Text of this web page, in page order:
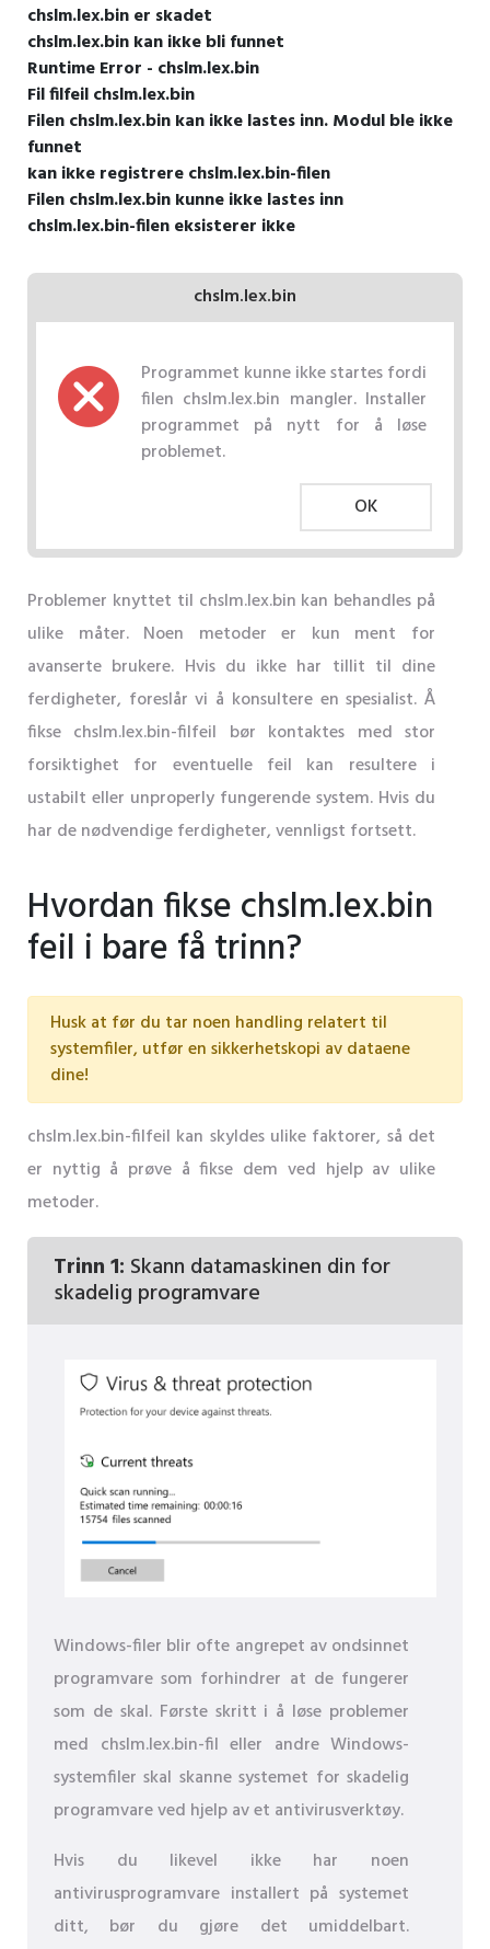
chslm.lex.bin er skadet
chslm.lex.bin kan ikke bli funnet
Runtime Error - chslm.lex.bin
Fil filfeil chslm.lex.bin
Filen chslm.lex.bin kan ikke lastes inn. Modul ble ikke
funnet
kan ikke registrere chslm.lex.bin-filen
Filen chslm.lex.bin kunne ikke lastes inn
chslm.lex.bin-filen eksisterer ikke
chslm.lex.bin
Programmet kunne ikke startes fordi
filen chslm.lex.bin mangler. Installer
programmet på nytt for å løse
problemet.
OK
Problemer knyttet til chslm.lex.bin kan behandles på
ulike måter. Noen metoder er kun ment for
avanserte brukere. Hvis du ikke har tillit til dine
ferdigheter, foreslår vi å konsultere en spesialist. Å
fikse chslm.lex.bin-filfeil bør kontaktes med stor
forsiktighet for eventuelle feil kan resultere i
ustabilt eller unproperly fungerende system. Hvis du
har de nødvendige ferdigheter, vennligst fortsett.
Hvordan fikse chslm.lex.bin
feil i bare få trinn?
Husk at før du tar noen handling relatert til
systemfiler, utfør en sikkerhetskopi av dataene
dine!
chslm.lex.bin-filfeil kan skyldes ulike faktorer, så det
er nyttig å prøve å fikse dem ved hjelp av ulike
metoder.
Trinn 1: Skann datamaskinen din for
skadelig programvare
Windows-filer blir ofte angrepet av ondsinnet
programvare som forhindrer at de fungerer
som de skal. Første skritt i å løse problemer
med chslm.lex.bin-fil eller andre Windows-
systemfiler skal skanne systemet for skadelig
programvare ved hjelp av et antivirusverktøy.
Hvis du likevel ikke har noen
antivirusprogramvare installert på systemet
ditt, bør du gjøre det umiddelbart.